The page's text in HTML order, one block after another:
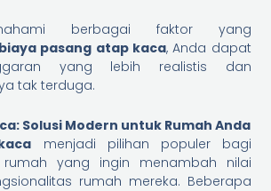
berbagai faktor yang
biaya pasang atap kaca, Anda dapat
yang lebih realistis dan
tak terduga.
Solusi Modern untuk Rumah Anda
menjadi pilihan populer bagi
rumah yang ingin menambah nilai
rumah mereka. Beberapa